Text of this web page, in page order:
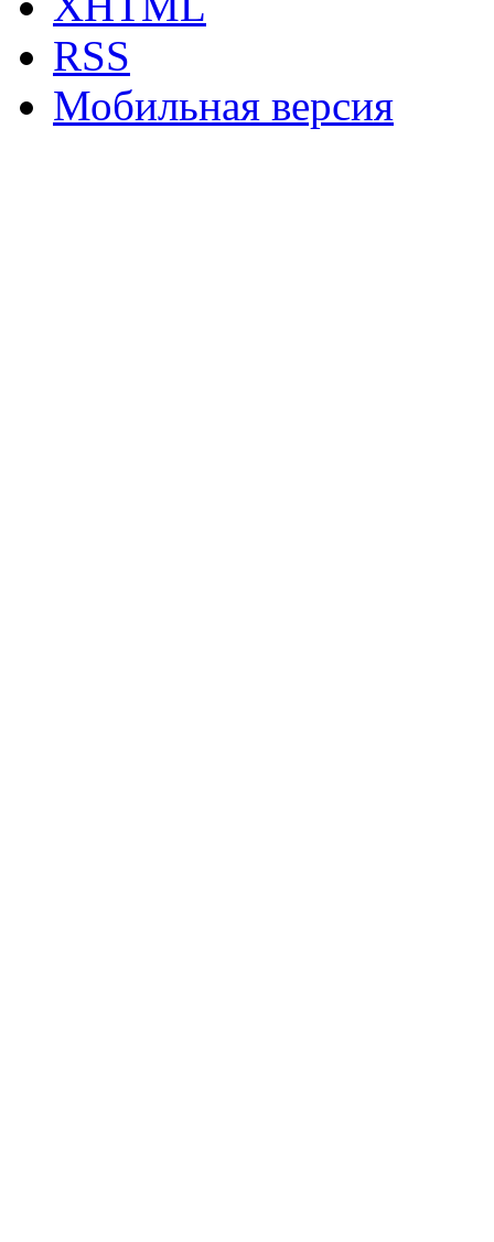
RSS
Мобильная версия